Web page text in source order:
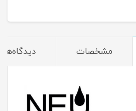
مشخصات دیدگاه‌ها